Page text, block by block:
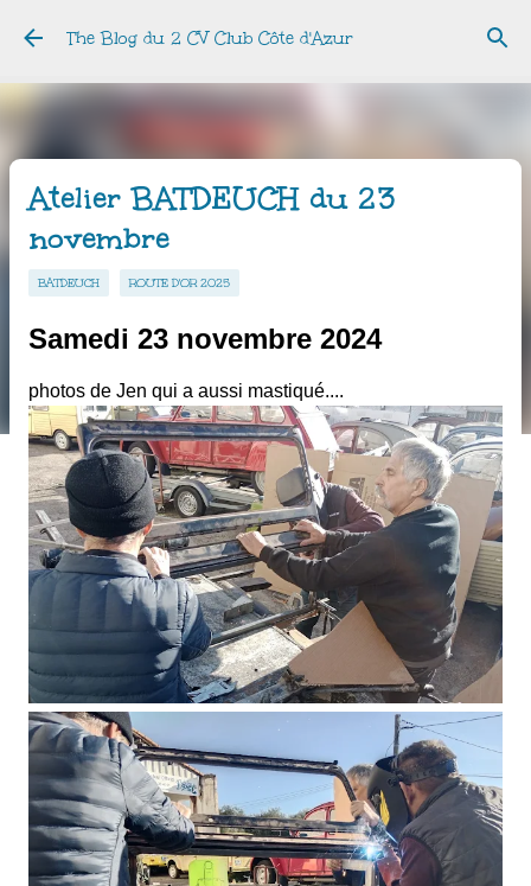
Accéder au contenu principal
The Blog du 2 CV Club Côte d'Azur
Atelier BATDEUCH du 23
novembre
BATDEUCH ROUTE D'OR 2025
Samedi 23 novembre 2024
photos de Jen qui a aussi mastiqué....